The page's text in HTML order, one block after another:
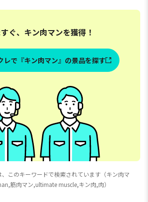
ぐ、キン肉マンを獲得！
レで『キン肉マン』の景品を探す
このキーワードで検索されています（キン肉マ
筋肉マン,ultimate muscle,キン肉,肉）